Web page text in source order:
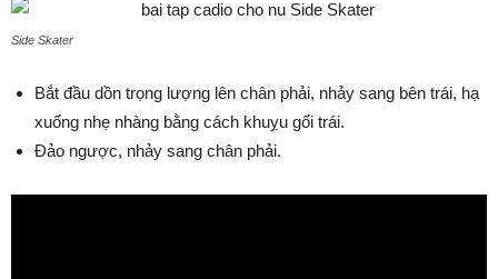
Side Skater
Bắt đầu dồn trọng lượng lên chân phải, nhảy sang bên trái, hạ
xuống nhẹ nhàng bằng cách khuỵu gối trái.
Đảo ngược, nhảy sang chân phải.